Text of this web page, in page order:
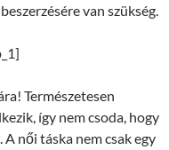
van szükség.
Természetesen
így nem csoda, hogy
női táska nem csak egy